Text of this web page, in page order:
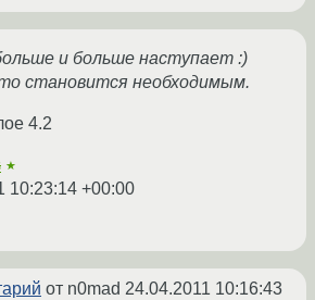
и больше наступает :)
становится необходимым.
4.2
★
10:23:14 +00:00
от n0mad 24.04.2011 10:16:43